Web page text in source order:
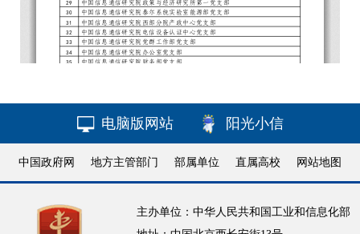
电脑版网站 阳光小信
中国政府网 地方主管部门 部属单位 直属高校 网站地图
主办单位：中华人民共和国工业和信息化部